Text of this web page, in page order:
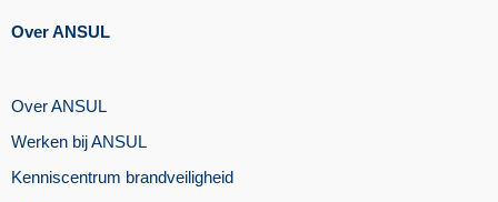
Over ANSUL
Over ANSUL
Werken bij ANSUL
Kenniscentrum brandveiligheid